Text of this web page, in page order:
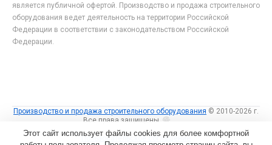
является публичной офертой. Производство и продажа строительного
оборудования ведет деятельность на территории Российской
Федерации в соответствии с законодательством Российской
Федерации.
Производство и продажа строительного оборудования © 2010-2026 г.
Все права защищены.
Вход
Пользовательское соглашение
Этот сайт использует файлы cookies для более комфортной